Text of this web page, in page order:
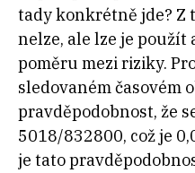
tady konkrétně jde? Z
nelze, ale lze je použít
poměru mezi riziky.
sledovaném časovém
pravděpodobnost, že
5018/832800, což je
je tato